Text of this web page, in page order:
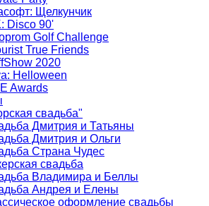
Щелкунчик
Disco 90'
Golf Challenge
True Friends
2020
Helloween
Awards
свадьба"
Дмитрия и Татьяны
Дмитрия и Ольги
Страна Чудес
свадьба
Владимира и Беллы
Андрея и Елены
оформление свадьбы